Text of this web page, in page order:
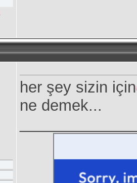
her şey sizin için
ne demek...